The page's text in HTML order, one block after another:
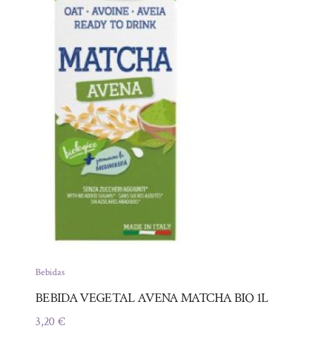
Bebidas
BEBIDA VEGETAL AVENA MATCHA BIO 1L
3,20€